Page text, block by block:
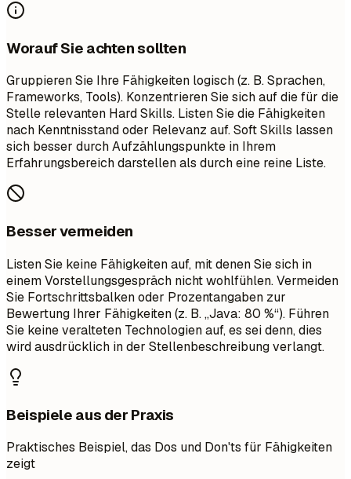
Worauf Sie achten sollten
Gruppieren Sie Ihre Fähigkeiten logisch (z. B. Sprachen,
Frameworks, Tools). Konzentrieren Sie sich auf die für die
Stelle relevanten Hard Skills. Listen Sie die Fähigkeiten
nach Kenntnisstand oder Relevanz auf. Soft Skills lassen
sich besser durch Aufzählungspunkte in Ihrem
Erfahrungsbereich darstellen als durch eine reine Liste.
Besser vermeiden
Listen Sie keine Fähigkeiten auf, mit denen Sie sich in
einem Vorstellungsgespräch nicht wohlfühlen. Vermeiden
Sie Fortschrittsbalken oder Prozentangaben zur
Bewertung Ihrer Fähigkeiten (z. B. „Java: 80 %“). Führen
Sie keine veralteten Technologien auf, es sei denn, dies
wird ausdrücklich in der Stellenbeschreibung verlangt.
Beispiele aus der Praxis
Praktisches Beispiel, das Dos und Don'ts für Fähigkeiten
zeigt